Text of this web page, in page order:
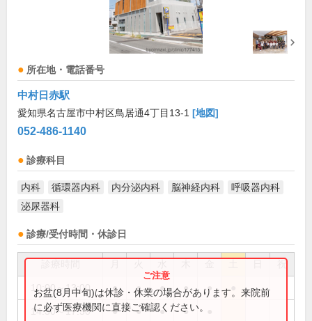
所在地・電話番号
中村日赤駅
愛知県名古屋市中村区鳥居通4丁目13-1 [地図]
052-486-1140
診療科目
内科 循環器内科 内分泌内科 脳神経内科
呼吸器内科
泌尿器科
診療/受付時間・休診日
祝
10:00～13:00 ● ● ● ● ●
14:30～17:30 ● ● ● ●
お盆(8月中旬)は休診・休業の場合があります。来院前
に必ず医療機関に直接ご確認ください。